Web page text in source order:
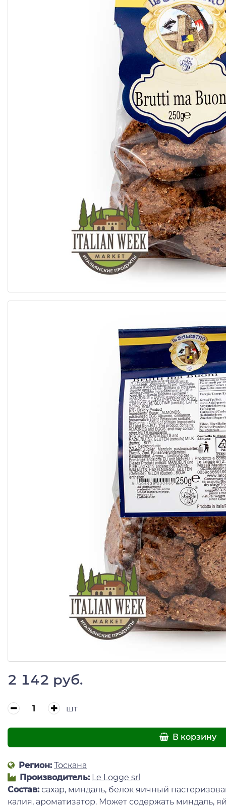
2 142 руб.
шт
В корзину
Регион: Тоскана
Производитель: Le Logge srl
Состав: сахар, миндаль, белок яичный
калия, ароматизатор. Может содержать миндаль,